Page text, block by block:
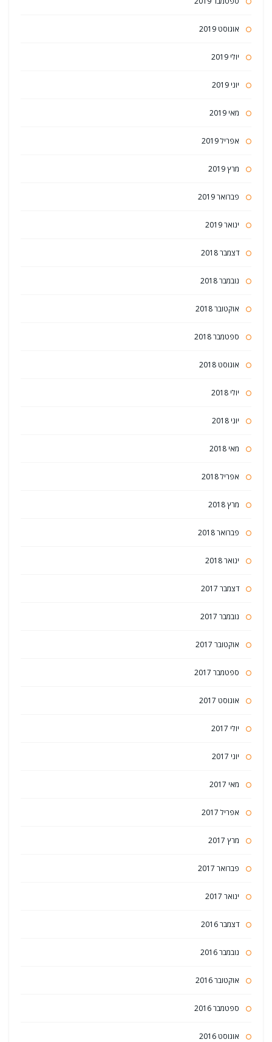
אוגוסט 2019
יולי 2019
יוני 2019
מאי 2019
אפריל 2019
מרץ 2019
פברואר 2019
ינואר 2019
דצמבר 2018
נובמבר 2018
אוקטובר 2018
ספטמבר 2018
אוגוסט 2018
יולי 2018
יוני 2018
מאי 2018
אפריל 2018
מרץ 2018
פברואר 2018
ינואר 2018
דצמבר 2017
נובמבר 2017
אוקטובר 2017
ספטמבר 2017
אוגוסט 2017
יולי 2017
יוני 2017
מאי 2017
אפריל 2017
מרץ 2017
פברואר 2017
ינואר 2017
דצמבר 2016
נובמבר 2016
אוקטובר 2016
ספטמבר 2016
אוגוסט 2016